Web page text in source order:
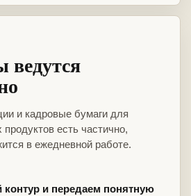
ведутся
и кадровые бумаги для
есть частично,
в ежедневной работе.
и передаем понятную